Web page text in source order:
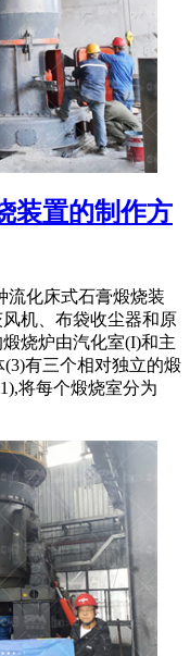
装置的制作方
流化床式石膏煅烧装
机、布袋收尘器和原
烧炉由汽化室(I)和主
有三个相对独立的煅
将每个煅烧室分为